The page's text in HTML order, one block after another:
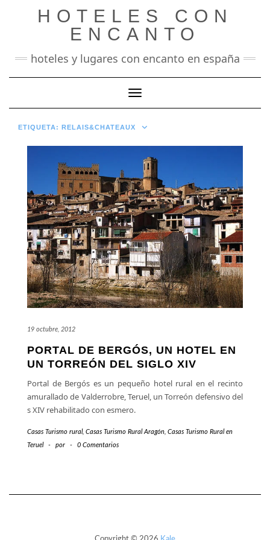
HOTELES CON
ENCANTO
hoteles y lugares con encanto en españa
Cambiar modo de navegación
ETIQUETA: RELAIS&CHATEAUX
19 octubre, 2012
PORTAL DE BERGÓS, UN HOTEL EN
UN TORREÓN DEL SIGLO XIV
Portal de Bergós es un pequeño hotel rural en el recinto
amurallado de Valderrobre, Teruel, un Torreón defensivo del
s XIV rehabilitado con esmero.
Casas Turismo rural, Casas Turismo Rural Aragón Casas Turismo Rural en
Teruel
- por - 0 Comentarios